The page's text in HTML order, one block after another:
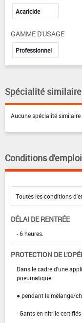
Acaricide
GAMME D'USAGE
Professionnel
Spécialité
Aucune spécialité similaire
Conditions
DÉLAI DE RENTRÉE
- 6 heures.
PROTECTION DE
Dans le cadre d'une
pneumatique
● pendant le mélange/
- Gants en nitrile